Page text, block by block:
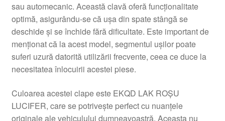
sau automecanic. Această clavă oferă funcționalitate
optimă, asigurându-se că ușa din spate stângă se
deschide și se închide fără dificultate. Este important de
menționat că la acest model, segmentul ușilor poate
suferi uzură datorită utilizării frecvente, ceea ce duce la
necesitatea înlocuirii acestei piese.
Culoarea acestei clape este EKQD LAK ROȘU
LUCIFER, care se potrivește perfect cu nuanțele
originale ale vehiculului dumneavoastră. Aceasta nu